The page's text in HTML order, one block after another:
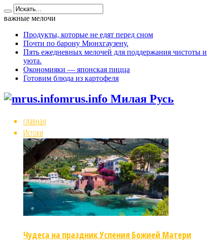
важные мелочи
Продукты, которые не едят перед сном
Почти по барону Мюнхгаузену.
Пять ежедневных мелочей для поддержания чистоты и
уюта.
Окономияки — японская пицца
Готовим блюда из картофеля
mrus.info Милая Русь
главная
Истоки
Чудеса на праздник Успения Божией Матери